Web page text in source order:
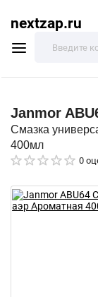
nextzap.ru
Janmor
Смазка
400мл
0